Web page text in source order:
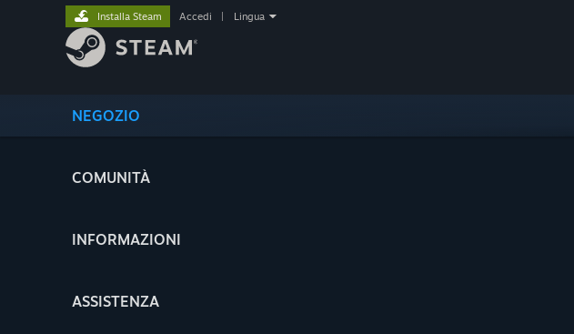
NEGOZIO
COMUNITÀ
INFORMAZIONI
ASSISTENZA
Installa Steam Accedi Lingua